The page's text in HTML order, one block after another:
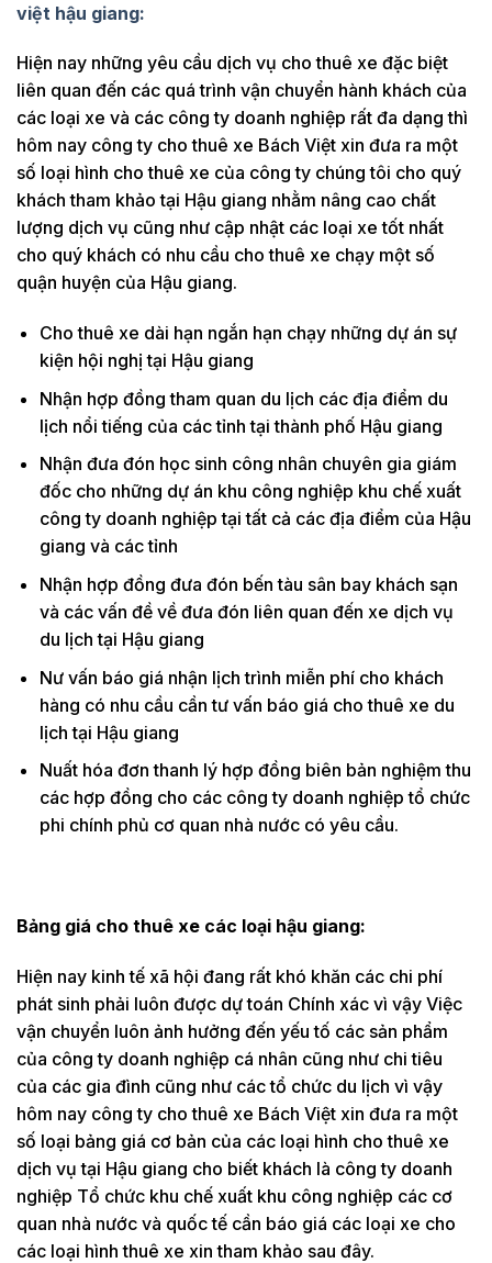
việt hậu giang:
Hiện nay những yêu cầu dịch vụ cho thuê xe đặc biệt
liên quan đến các quá trình vận chuyển hành khách của
các loại xe và các công ty doanh nghiệp rất đa dạng thì
hôm nay công ty cho thuê xe Bách Việt xin đưa ra một
số loại hình cho thuê xe của công ty chúng tôi cho quý
khách tham khảo tại Hậu giang nhằm nâng cao chất
lượng dịch vụ cũng như cập nhật các loại xe tốt nhất
cho quý khách có nhu cầu cho thuê xe chạy một số
quận huyện của Hậu giang.
Cho thuê xe dài hạn ngắn hạn chạy những dự án sự
kiện hội nghị tại Hậu giang
Nhận hợp đồng tham quan du lịch các địa điểm du
lịch nổi tiếng của các tỉnh tại thành phố Hậu giang
Nhận đưa đón học sinh công nhân chuyên gia giám
đốc cho những dự án khu công nghiệp khu chế xuất
công ty doanh nghiệp tại tất cả các địa điểm của Hậu
giang và các tỉnh
Nhận hợp đồng đưa đón bến tàu sân bay khách sạn
và các vấn đề về đưa đón liên quan đến xe dịch vụ
du lịch tại Hậu giang
Nư vấn báo giá nhận lịch trình miễn phí cho khách
hàng có nhu cầu cần tư vấn báo giá cho thuê xe du
lịch tại Hậu giang
Nuất hóa đơn thanh lý hợp đồng biên bản nghiệm thu
các hợp đồng cho các công ty doanh nghiệp tổ chức
phi chính phủ cơ quan nhà nước có yêu cầu.
Bảng giá cho thuê xe các loại hậu giang:
Hiện nay kinh tế xã hội đang rất khó khăn các chi phí
phát sinh phải luôn được dự toán Chính xác vì vậy Việc
vận chuyển luôn ảnh hưởng đến yếu tố các sản phẩm
của công ty doanh nghiệp cá nhân cũng như chi tiêu
của các gia đình cũng như các tổ chức du lịch vì vậy
hôm nay công ty cho thuê xe Bách Việt xin đưa ra một
số loại bảng giá cơ bản của các loại hình cho thuê xe
dịch vụ tại Hậu giang cho biết khách là công ty doanh
nghiệp Tổ chức khu chế xuất khu công nghiệp các cơ
quan nhà nước và quốc tế cần báo giá các loại xe cho
các loại hình thuê xe xin tham khảo sau đây.